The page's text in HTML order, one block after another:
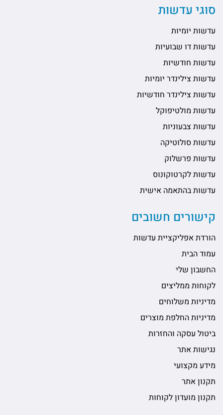
סוגי עדשות
עדשות יומיות
עדשות דו שבועיות
עדשות חודשיות
עדשות צילינדר יומיות
עדשות צילינדר חודשיות
עדשות מולטיפוקל
עדשות צבעוניות
עדשות סולוטיקה
עדשות פרשלוק
עדשות לקרטוקונוס
עדשות בהתאמה אישית
קישורים חשובים
הורדת אפליקציית עדשות
עמוד הבית
החשבון שלי
לקוחות ממליצים
מדיניות משלוחים
מדיניות החלפת מוצרים
ביטול עסקה והחזרות
נגישות אתר
מידע מקצועי
תקנון אתר
תקנון מועדון לקוחות